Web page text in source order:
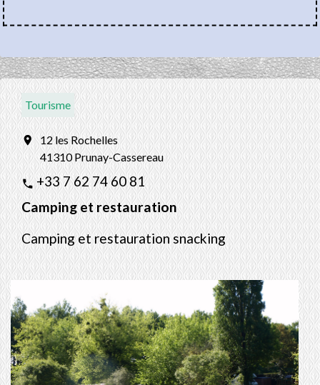
Tourisme
location_on
12 les Rochelles
41310 Prunay-Cassereau
phone +33 7 62 74 60 81
Camping et restauration
Camping et restauration snacking